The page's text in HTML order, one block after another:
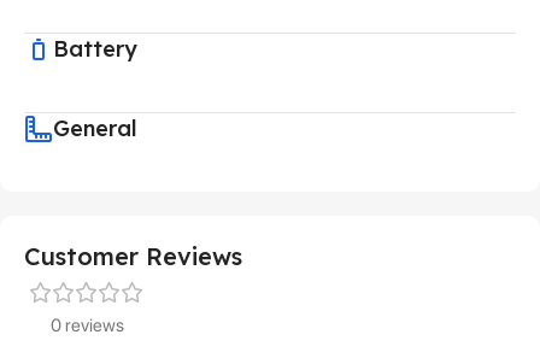
Battery
General
Customer Reviews
0 reviews